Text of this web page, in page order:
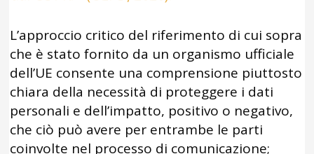
L’approccio critico del riferimento di cui sopra
che è stato fornito da un organismo ufficiale
dell’UE consente una comprensione piuttosto
chiara della necessità di proteggere i dati
personali e dell’impatto, positivo o negativo,
che ciò può avere per entrambe le parti
coinvolte nel processo di comunicazione;